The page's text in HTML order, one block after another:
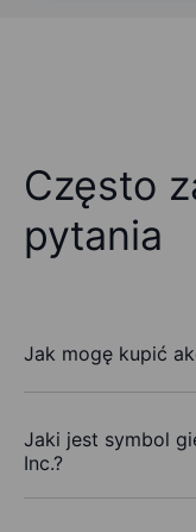
Często
pytania
Jak mogę kupić
Jaki jest symbol
Inc.?